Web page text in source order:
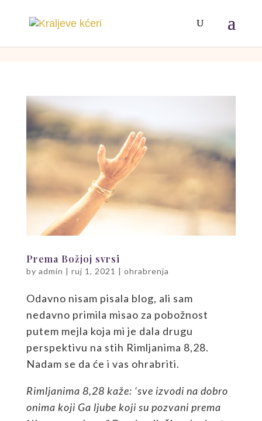
Prema Božjoj svrsi
by admin | ruj 1, 2021 | ohrabrenja
Odavno nisam pisala blog, ali sam
nedavno primila misao za pobožnost
putem mejla koja mi je dala drugu
perspektivu na stih Rimljanima 8,28.
Nadam se da će i vas ohrabriti.
Rimljanima 8,28 kaže: ‘sve izvodi na dobro
onima koji Ga ljube koji su pozvani prema